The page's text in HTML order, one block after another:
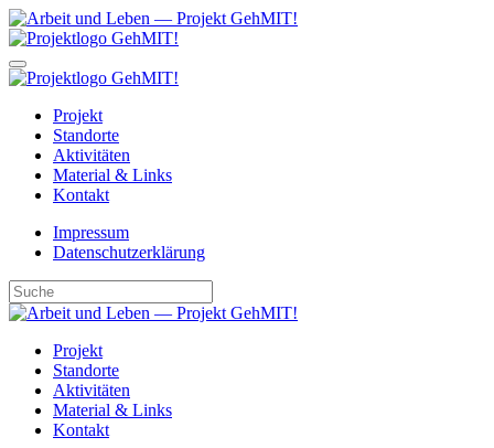
Projekt
Standorte
Aktivitäten
Material & Links
Kontakt
Impressum
Datenschutzerklärung
Projekt
Standorte
Aktivitäten
Material & Links
Kontakt